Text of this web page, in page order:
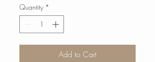
Quantity *
Add to Cart